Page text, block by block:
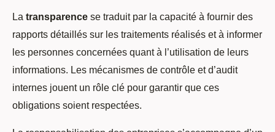
La transparence se traduit par la capacité à fournir des
rapports détaillés sur les traitements réalisés et à informer
les personnes concernées quant à l’utilisation de leurs
informations. Les mécanismes de contrôle et d’audit
internes jouent un rôle clé pour garantir que ces
obligations soient respectées.